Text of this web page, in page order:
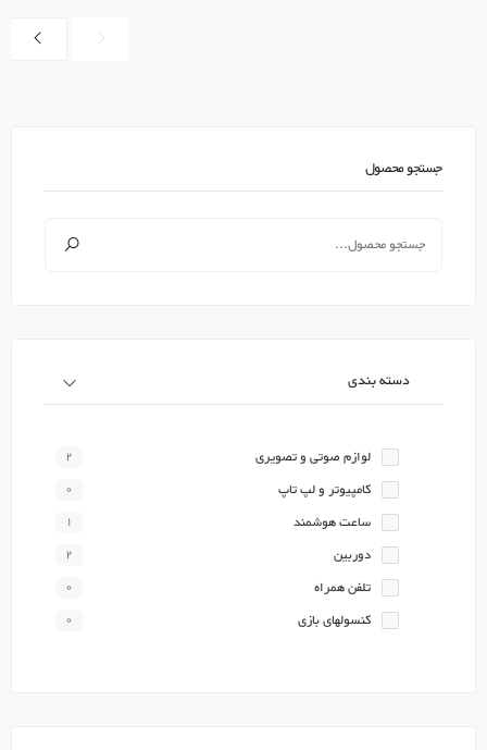
جستجو محصول
دسته بندی
لوازم صوتی و تصویری 2
کامپیوتر و لپ تاپ 0
ساعت هوشمند 1
دوربین 2
تلفن همراه 0
کنسولهای بازی 0